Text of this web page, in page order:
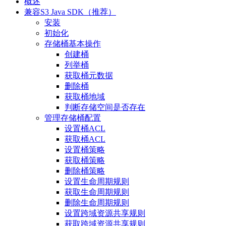
兼容S3 Java SDK（推荐）
安装
初始化
存储桶基本操作
创建桶
列举桶
获取桶元数据
删除桶
获取桶地域
判断存储空间是否存在
管理存储桶配置
设置桶ACL
获取桶ACL
设置桶策略
获取桶策略
删除桶策略
设置生命周期规则
获取生命周期规则
删除生命周期规则
设置跨域资源共享规则
获取跨域资源共享规则